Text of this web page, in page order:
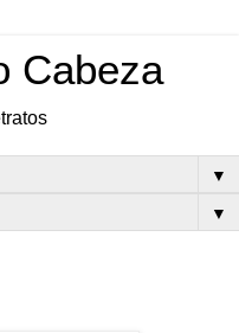
Cabeza
▼
▼